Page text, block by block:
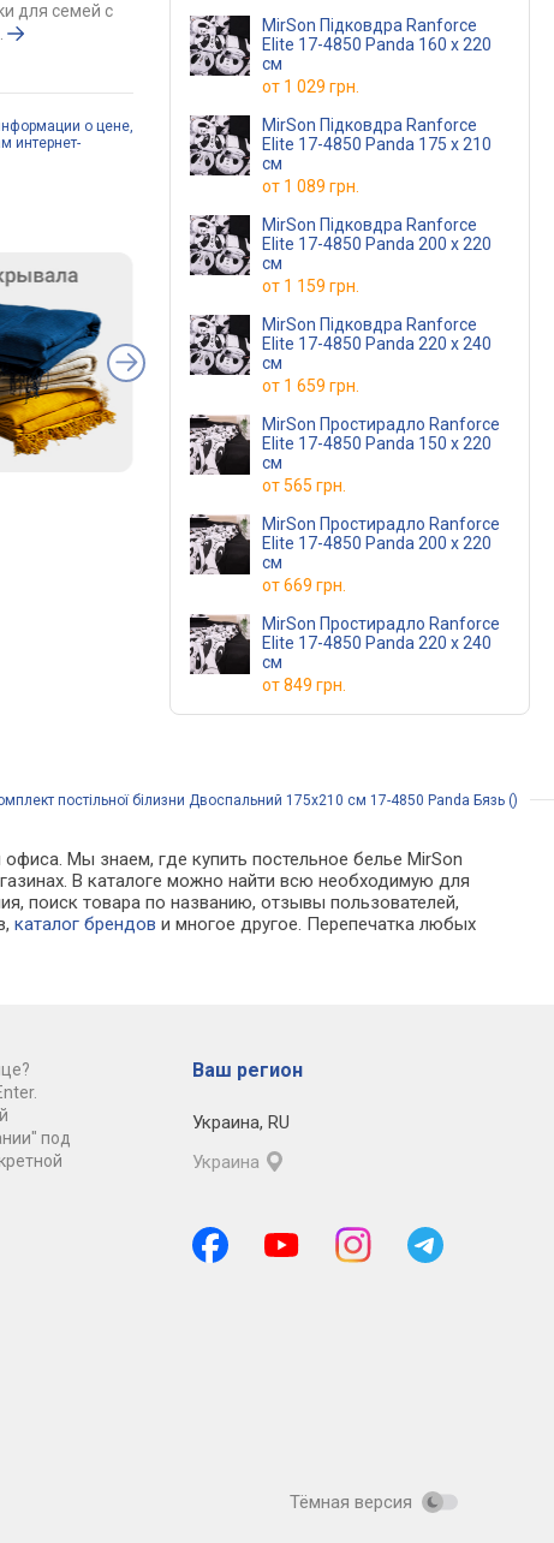
для семей с
о цене,
интернет-
MirSon Підковдра Ranforce
Elite 17-4850 Panda 160 x 220
см
от 1 029 грн.
MirSon Підковдра Ranforce
Elite 17-4850 Panda 175 x 210
см
от 1 089 грн.
MirSon Підковдра Ranforce
Elite 17-4850 Panda 200 x 220
см
от 1 159 грн.
MirSon Підковдра Ranforce
Elite 17-4850 Panda 220 x 240
см
от 1 659 грн.
MirSon Простирадло Ranforce
Elite 17-4850 Panda 150 х 220
см
от565 грн.
MirSon Простирадло Ranforce
Elite 17-4850 Panda 200 х 220
см
от669 грн.
MirSon Простирадло Ranforce
Elite 17-4850 Panda 220 х 240
см
от849 грн.
постільної білизни Двоспальний 175х210 см 17-4850 Panda Бязь ()
Мы знаем, где купить постельное белье MirSon
В каталоге можно найти всю необходимую для
поиск товара по названию, отзывы пользователей,
каталог брендов и многое другое. Перепечатка любых
под
Ваш регион
Украина, RU
Украина
Тёмная версия